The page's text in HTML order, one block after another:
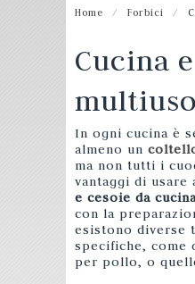
Home / Forbici /
Cucina e
multiuso
In ogni cucina è
almeno un
ma non tutti i
vantaggi di usare
e cesoie da
con la
esistono diverse
specifiche, come
per pollo, o